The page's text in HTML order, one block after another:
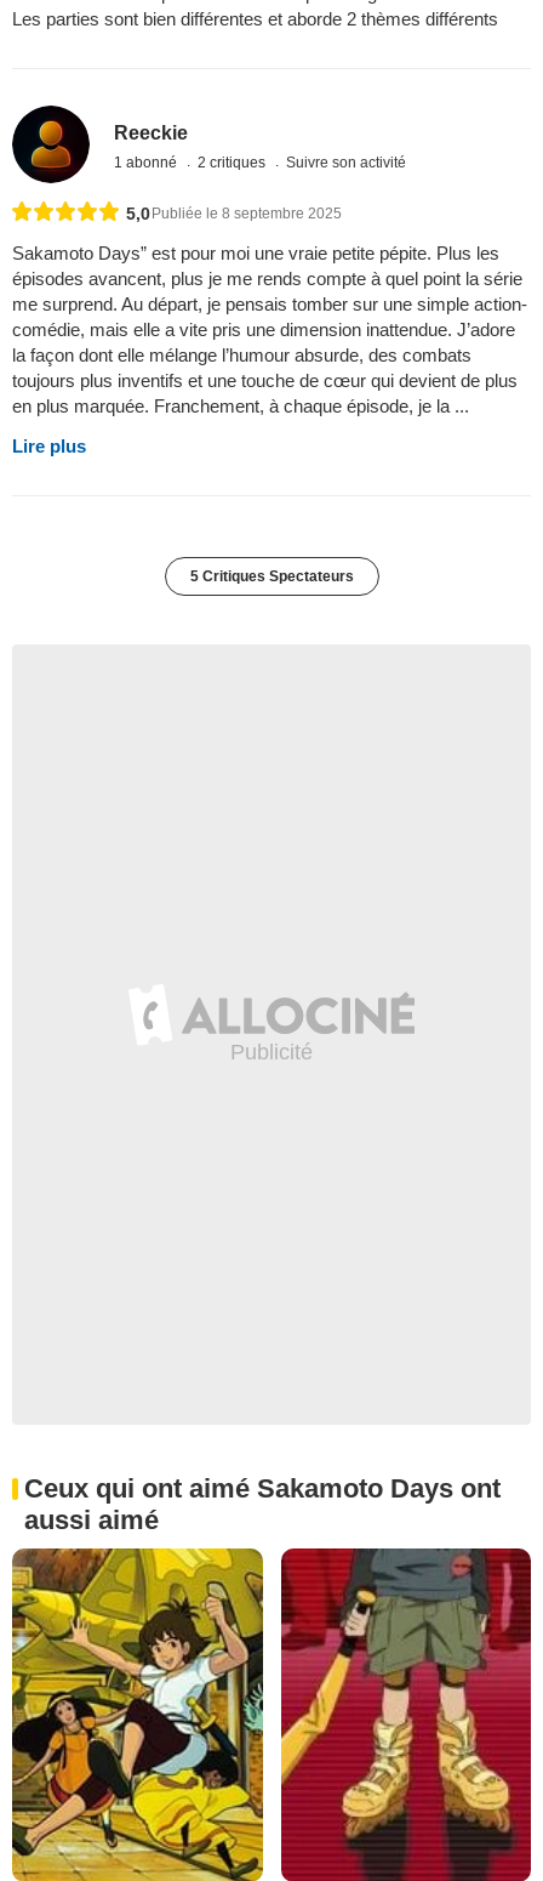
Les parties sont bien différentes et aborde 2 thèmes différents
Reeckie
1 abonné 2 critiques Suivre son activité
5,0 Publiée le 8 septembre 2025
Sakamoto Days” est pour moi une vraie petite pépite. Plus les
épisodes avancent, plus je me rends compte à quel point la série
me surprend. Au départ, je pensais tomber sur une simple action-
comédie, mais elle a vite pris une dimension inattendue. J’adore
la façon dont elle mélange l’humour absurde, des combats
toujours plus inventifs et une touche de cœur qui devient de plus
en plus marquée. Franchement, à chaque épisode, je la ...
Lire plus
5 Critiques Spectateurs
Ceux qui ont aimé Sakamoto Days ont
aussi aimé